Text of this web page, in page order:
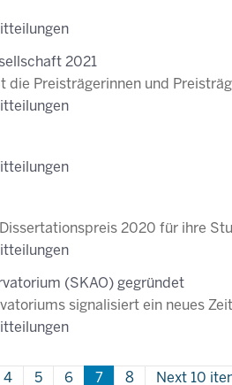
2021
die Preisträgerinnen und
2020 für ihre
(SKAO) gegründet
signalisiert ein neues
4 5 6 7 8 Next 10